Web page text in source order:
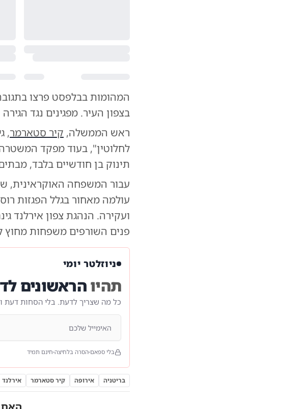
המהומות בבלפסט פרצו
בצפון העיר. מפגינים נגד
ראש הממשלה, קיר סטארמר,
לחלוטין", בעוד מפקד
תינוק בן חודשיים בלבד,
עבור המשפחה האוקראינית,
עולמה מאחור בגלל הפגזות
ועקירה. הנהגת צפון אירלנד
פנים השורפים משפחות מחוץ
ניוזלטר יומי
תהיוהראשונים
כל מה שצריך לדעת. בלי הסחות דעת
בלי ספאם הסרה בלחיצה חינם תמיד
בריטניה אירופה קיר סטארמר אירלנד